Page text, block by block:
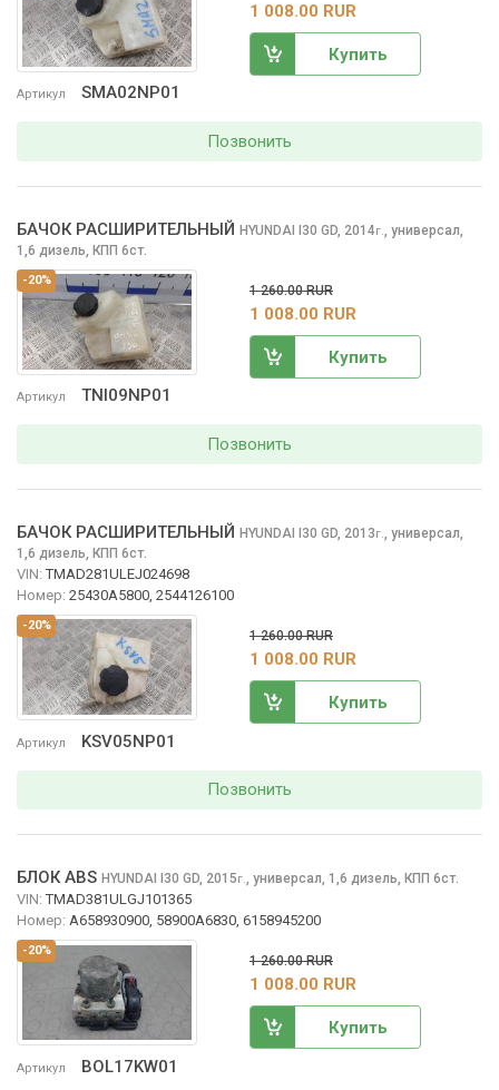
Артикул SMA02NP01
1 008.00 RUR
Купить
Позвонить
-20%
Артикул TNI09NP01
БАЧОК РАСШИРИТЕЛЬНЫЙ HYUNDAI I30 GD, 2014г., универсал,
1,6 дизель, КПП 6ст.
1 260.00 RUR
1 008.00 RUR
Купить
Позвонить
-20%
Артикул KSV05NP01
БАЧОК РАСШИРИТЕЛЬНЫЙ HYUNDAI I30 GD, 2013г., универсал,
1,6 дизель, КПП 6ст.
VIN: TMAD281ULEJ024698
Номер: 25430A5800, 2544126100
1 260.00 RUR
1 008.00 RUR
Купить
Позвонить
-20%
Артикул BOL17KW01
БЛОК ABS HYUNDAI I30 GD, 2015г., универсал, 1,6 дизель, КПП 6ст.
VIN: TMAD381ULGJ101365
Номер: A658930900, 58900A6830, 6158945200
1 260.00 RUR
1 008.00 RUR
Купить